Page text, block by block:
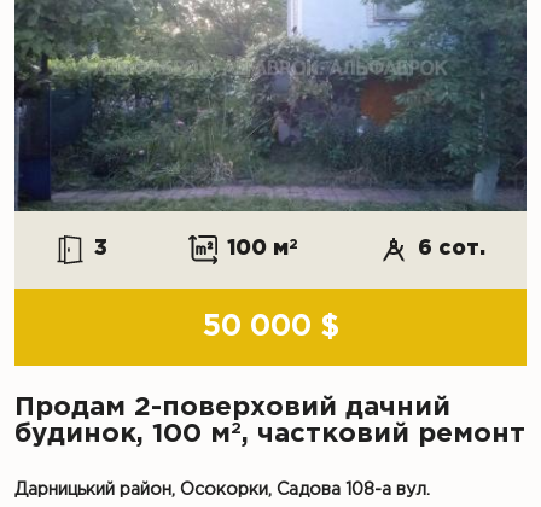
3 100 м2 6 сот.
50 000 $
Продам 2-поверховий дачний
будинок, 100 м2, частковий ремонт
Дарницький район, Осокорки, Садова 108-а вул.